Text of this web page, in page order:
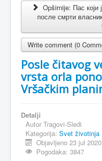
Opširnije: Пас који
после смрти
Write comment (0
Posle čitavog
vrsta orla
Vršačkim
Detalji
Autor Tragovi-Sledi
Kategorija: Svet životinja
Objavljeno 23 jul 2020
Pogodaka: 3847